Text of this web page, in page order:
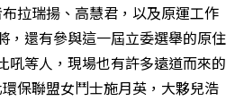
拉瑞揚、高慧君，以及原運工作
，還有參與這一屆立委選舉的原住
吼等人，現場也有許多遠道而來的
保聯盟女鬥士施月英，大夥兒浩